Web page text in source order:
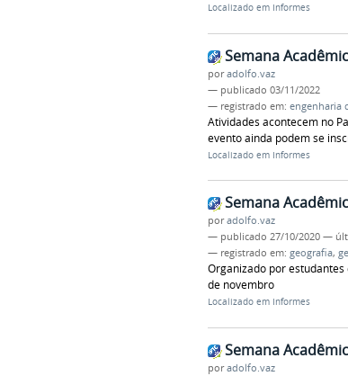
Localizado em Informes
Semana
poradolfo.vaz
— publicado 03/11/2022
— registrado em: engenharia
Atividades acontecem no
evento ainda podem se
Localizado em Informes
Semana
poradolfo.vaz
— publicado 27/10/2020 —
— registrado em: geografia,
Organizado por
de novembro
Localizado em Informes
Semana
poradolfo.vaz